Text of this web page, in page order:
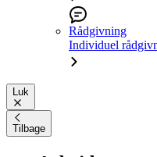
Rådgivning
Individuel
Luk
Tilbage